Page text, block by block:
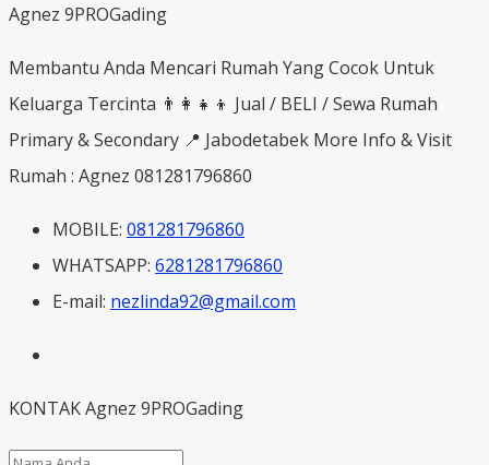
Agnez 9PROGading
Membantu Anda Mencari Rumah Yang Cocok Untuk
Keluarga Tercinta 👨‍👩‍👧‍👦 Jual / BELI / Sewa Rumah
Primary & Secondary 📍 Jabodetabek More Info & Visit
Rumah : Agnez 081281796860
MOBILE: 081281796860
WHATSAPP: 6281281796860
E-mail: nezlinda92@gmail.com
KONTAK Agnez 9PROGading